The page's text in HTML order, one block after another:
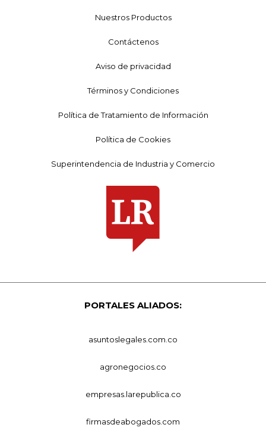
Nuestros Productos
Contáctenos
Aviso de privacidad
Términos y Condiciones
Política de Tratamiento de Información
Política de Cookies
Superintendencia de Industria y Comercio
PORTALES ALIADOS:
asuntoslegales.com.co
agronegocios.co
empresas.larepublica.co
firmasdeabogados.com